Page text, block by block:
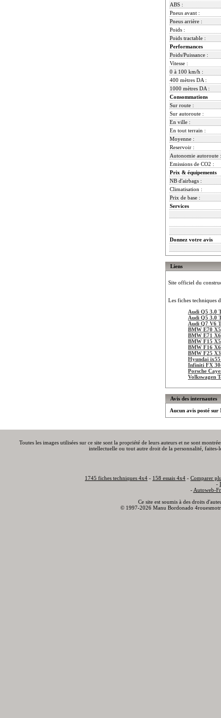
ABS :
Pneus avant :
Pneus arrière :
Poids :
Poids tractable :
Performances
Poids/Puissance :
Vitesse :
0 à 100 km/h :
400 mètres DA :
1000 mètres DA :
Consommations
Sur route :
Sur autoroute :
En ville :
En tout terrain :
Moyenne :
Reservoir :
Autonomie autoroute :
Emissions de CO2 :
Prix & équipements
NB d'airbags :
Climatisation :
Prix de base :
Services
Donnez votre avis
Liens
Site officiel du
Les fiches techniques
Audi Q5 3.0
Audi Q5 3.0
Audi Q7 V6
BMW E70
BMW E71
BMW F15
BMW F16
BMW F25
Hyundai
Infiniti FX
Porsche
Volkswagen
Avis des internautes
Aucun avis posté sur
Toutes les images utilisées sur ce site sont la propriété de leurs auteurs et ne sont
intellectuelle ou tout autre droit de la personnalité,
1745 fiches techniques 4x4 - 158 essais 4x4 - Comparer
-
- Autoweb-
Ce site est soumis à des droits
© 1997-2026 Manu Bordonado